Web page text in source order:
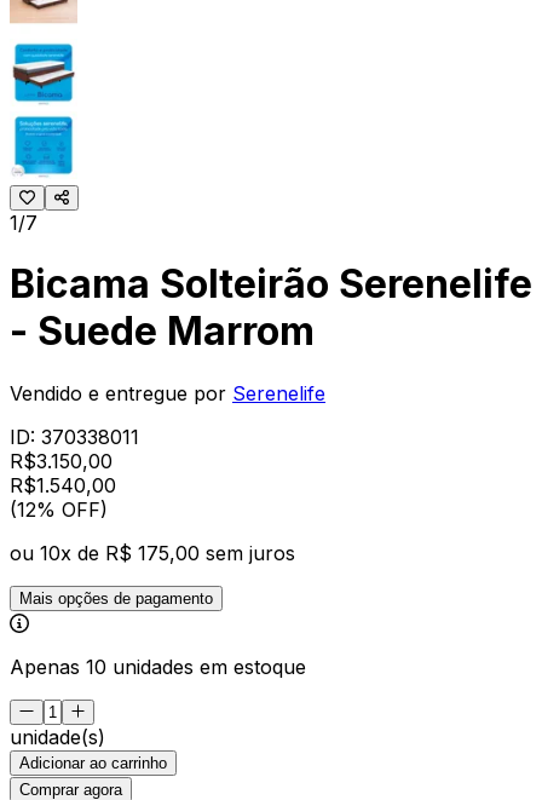
1/7
Bicama Solteirão Serenelife
- Suede Marrom
Vendido e entregue por Serenelife
ID: 370338011
R$3.150,00
R$1.540,00
(12% OFF)
ou 10x de R$ 175,00 sem juros
Mais opções de pagamento
Apenas 10 unidades em estoque
unidade(s)
Adicionar ao carrinho
Comprar agora